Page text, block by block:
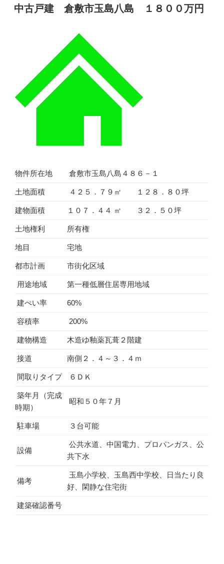
倉
町
２
０
円”
の
稿
日:
中古戸建 倉敷市玉島八島 １８００万円
物件所在地 倉敷市玉島八島４８６－１
土地面積 ４２５．７９㎡ １２８．８０坪
建物面積 １０７．４４ ㎡ ３２．５０坪
土地権利 所有権
地目 宅地
都市計画 市街化区域
用途地域 第一種低層住居専用地域
建ぺい率 60%
容積率 200%
建物構造 木造ゆ釉薬瓦葺２階建
接道 南側２．４～３．４ｍ
間取りタイプ ６ＤＫ
築年月（完成
時期）
昭和５０年７月
駐車場 ３台可能
設備
公共水道、中国電力、プロパンガス、公
共下水
備考
玉島小学校、玉島西中学校、日当たり良
好、閑静な住宅街
建築確認番号